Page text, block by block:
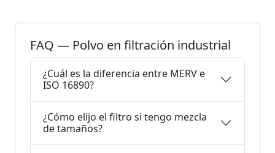
FAQ — Polvo en filtración industrial
¿Cuál es la diferencia entre MERV e
ISO 16890?
¿Cómo elijo el filtro si tengo mezcla
de tamaños?